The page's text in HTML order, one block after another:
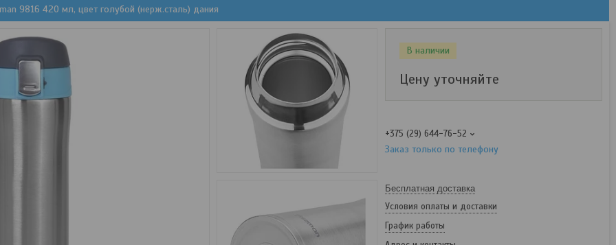
9816 420 мл, цвет голубой (нерж.сталь) дания
В наличии
Цену уточняйте
+375 (29) 644-76-52
Заказ только по телефону
Бесплатная доставка
Условия оплаты и доставки
График работы